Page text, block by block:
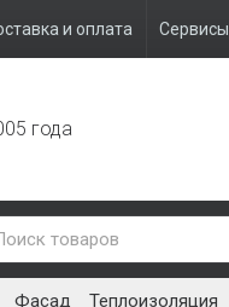
и оплата Сервисы
года
Фасад Теплоизоляция